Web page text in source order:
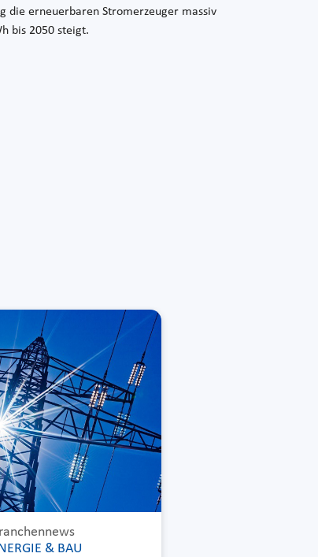
die erneuerbaren Stromerzeuger massiv
bis 2050 steigt.
& BAU